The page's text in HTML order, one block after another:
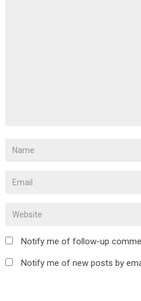
Notify me of follow-up
Notify me of new posts by